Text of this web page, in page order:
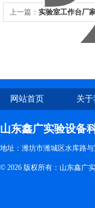
上一篇： 实验室工作台厂
网站首页 关
山东鑫广实验设备
地址：潍坊市潍城区水库路
© 2026 版权所有：山东鑫广